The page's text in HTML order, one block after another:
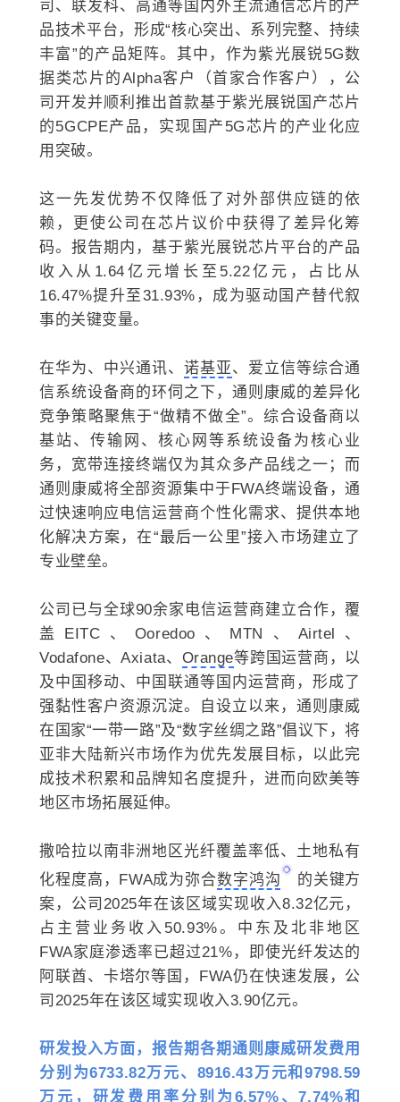
司、联发科、高通等国内外主流通信芯片的产
品技术平台，形成“核心突出、系列完整、持续
丰富”的产品矩阵。其中，作为紫光展锐5G数
据类芯片的Alpha客户（首家合作客户），公
司开发并顺利推出首款基于紫光展锐国产芯片
的5GCPE产品，实现国产5G芯片的产业化应
用突破。
这一先发优势不仅降低了对外部供应链的依
赖，更使公司在芯片议价中获得了差异化筹
码。报告期内，基于紫光展锐芯片平台的产品
收入从1.64亿元增长至5.22亿元，占比从
16.47%提升至31.93%，成为驱动国产替代叙
事的关键变量。
在华为、中兴通讯、诺基亚、爱立信等综合通
信系统设备商的环伺之下，通则康威的差异化
竞争策略聚焦于“做精不做全”。综合设备商以
基站、传输网、核心网等系统设备为核心业
务，宽带连接终端仅为其众多产品线之一；而
通则康威将全部资源集中于FWA终端设备，通
过快速响应电信运营商个性化需求、提供本地
化解决方案，在“最后一公里”接入市场建立了
专业壁垒。
公司已与全球90余家电信运营商建立合作，覆
盖EITC、Ooredoo、MTN、Airtel、
Vodafone、Axiata、 Orange等跨国运营商，以
及中国移动、中国联通等国内运营商，形成了
强黏性客户资源沉淀。自设立以来，通则康威
在国家“一带一路”及“数字丝绸之路”倡议下，将
亚非大陆新兴市场作为优先发展目标，以此完
成技术积累和品牌知名度提升，进而向欧美等
地区市场拓展延伸。
撒哈拉以南非洲地区光纤覆盖率低、土地私有
化程度高，FWA成为弥合数字鸿沟
的关键方
案，公司2025年在该区域实现收入8.32亿元，
占主营业务收入50.93%。中东及北非地区
FWA家庭渗透率已超过21%，即使光纤发达的
阿联酋、卡塔尔等国，FWA仍在快速发展，公
司2025年在该区域实现收入3.90亿元。
研发投入方面，报告期各期通则康威研发费用
分别为6733.82万元、8916.43万元和9798.59
万元，研发费用率分别为6.57%、7.74%和